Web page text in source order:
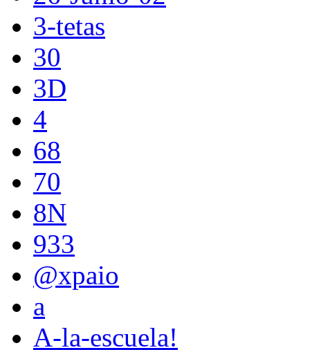
3-tetas
30
3D
4
68
70
8N
933
@xpaio
a
A-la-escuela!